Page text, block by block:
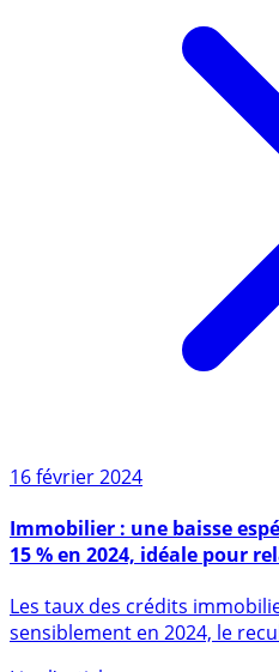
16 février 2024
15 % en 2024, idéale pour